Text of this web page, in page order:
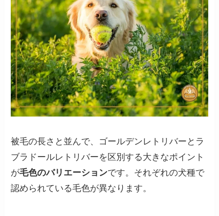
被毛の長さと並んで、ゴールデンレトリバーとラ
ブラドールレトリバーを区別する大きなポイント
が毛色のバリエーションです。それぞれの犬種で
認められている毛色が異なります。